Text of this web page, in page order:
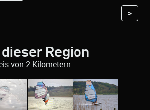
>
Region
von 2 Kilometern